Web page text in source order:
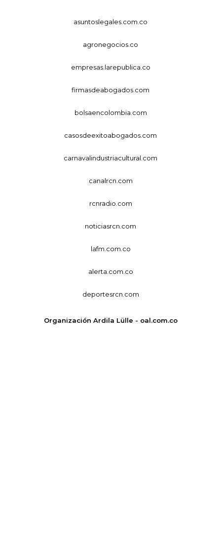
asuntoslegales.com.co
agronegocios.co
empresas.larepublica.co
firmasdeabogados.com
bolsaencolombia.com
casosdeexitoabogados.com
carnavalindustriacultural.com
canalrcn.com
rcnradio.com
noticiasrcn.com
lafm.com.co
alerta.com.co
deportesrcn.com
Organización Ardila Lülle - oal.com.co